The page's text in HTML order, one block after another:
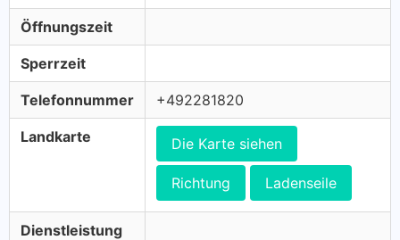
Öffnungszeit
Sperrzeit
Telefonnummer +492281820
Landkarte Die Karte siehen
Richtung Ladenseile
Dienstleistung